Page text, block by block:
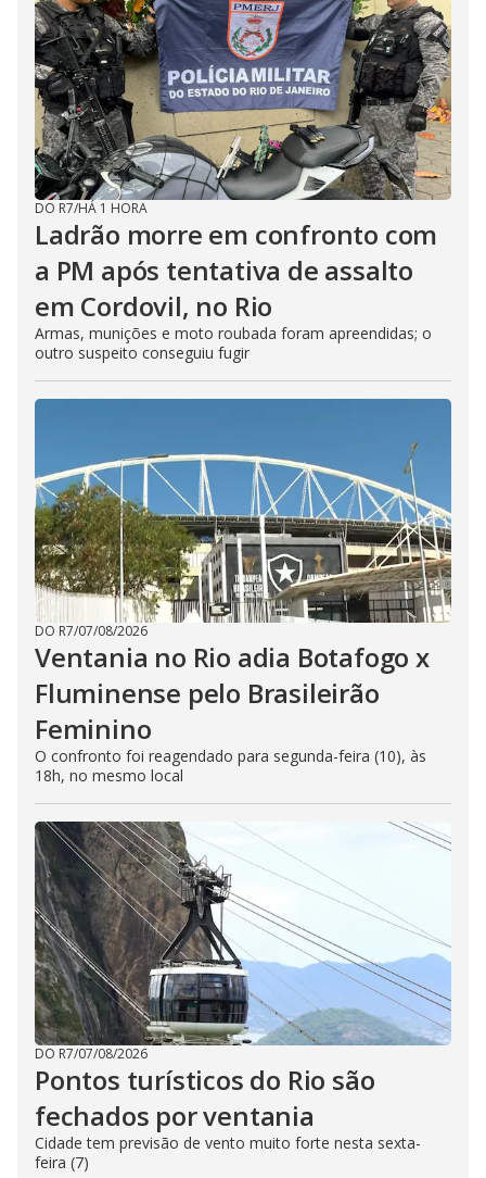
DO R7/HÁ 1 HORA
Ladrão morre em confronto com
a PM após tentativa de assalto
em Cordovil, no Rio
Armas, munições e moto roubada foram apreendidas; o
outro suspeito conseguiu fugir
DO R7/07/08/2026
Ventania no Rio adia Botafogo x
Fluminense pelo Brasileirão
Feminino
O confronto foi reagendado para segunda-feira (10), às
18h, no mesmo local
DO R7/07/08/2026
Pontos turísticos do Rio são
fechados por ventania
Cidade tem previsão de vento muito forte nesta sexta-
feira (7)